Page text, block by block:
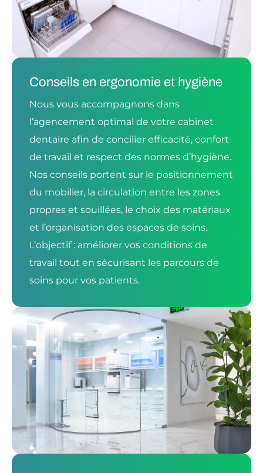
Conseils en ergonomie et hygiène
Nous vous accompagnons dans
l’agencement optimal de votre cabinet
dentaire afin de concilier efficacité, confort
de travail et respect des normes d’hygiène.
Nos conseils portent sur le positionnement
du mobilier, la circulation entre les zones
propres et souillées, le choix des matériaux
et l’organisation des espaces de soins.
L’objectif : améliorer vos conditions de
travail tout en sécurisant les parcours de
soins pour vos patients.